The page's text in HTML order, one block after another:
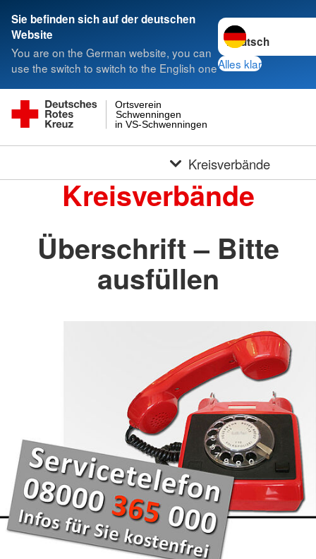
Sie befinden sich auf der deutschen
Website
You are on the German website, you can
use the switch to switch to the English one
Sprache wechseln
Alles klar
in VS-Schwenningen
Schwenningen
Ortsverein
Kreisverbände
Kreisverbände
Überschrift – Bitte
ausfüllen